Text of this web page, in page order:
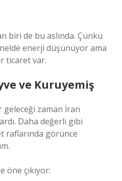
biri de bu aslında. Çünkü
enerji düşünüyor ama
ticaret var.
ve Kuruyemiş
zaman İran
Daha değerli gibi
raflarında görünce
çıkıyor: